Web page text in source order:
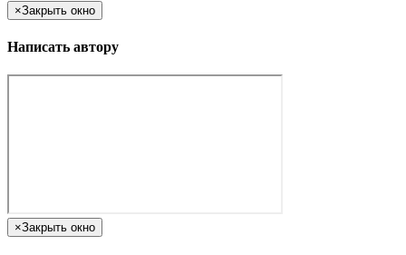
×Закрыть окно
Написать автору
×Закрыть окно